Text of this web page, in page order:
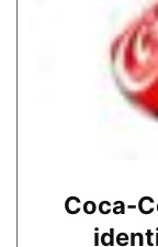
Coca-